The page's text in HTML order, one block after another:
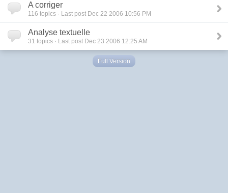
A corriger
116 topics · Last post Dec 22 2006 10:56 PM
Analyse textuelle
31 topics · Last post Dec 23 2006 12:25 AM
Full Version